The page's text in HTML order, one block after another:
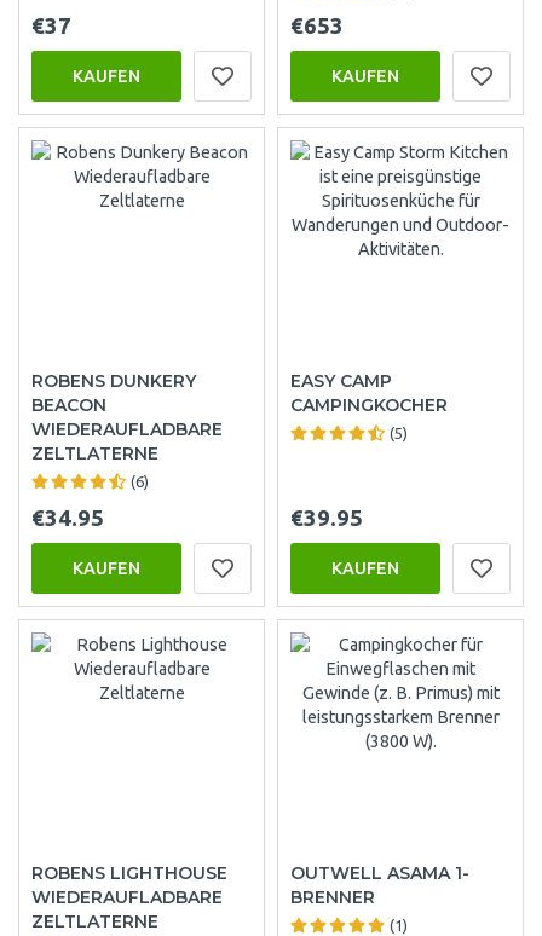
€37
KAUFEN
€653
KAUFEN
ROBENS DUNKERY
BEACON
WIEDERAUFLADBARE
ZELTLATERNE
(6)
€34.95
KAUFEN
EASY CAMP
CAMPINGKOCHER
(5)
€39.95
KAUFEN
ROBENS LIGHTHOUSE
WIEDERAUFLADBARE
ZELTLATERNE
OUTWELL ASAMA 1-
BRENNER
(1)